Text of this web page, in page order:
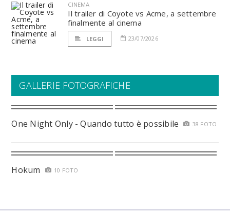
CINEMA
Il trailer di Coyote vs Acme, a settembre
finalmente al cinema
LEGGI 23/07/2026
GALLERIE FOTOGRAFICHE
One Night Only - Quando tutto è possibile 38 FOTO
Hokum 10 FOTO